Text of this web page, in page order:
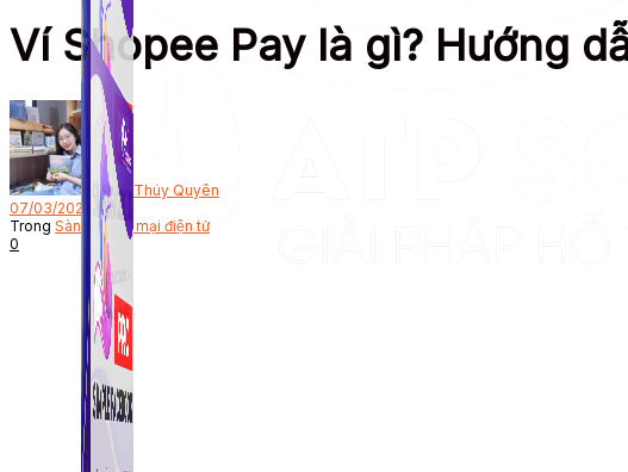
Ví Shopee Pay là gì? Hướng
Bởi
Thúy Quyên
07/03/2022
Trong Sàn thương mại điện tử
0